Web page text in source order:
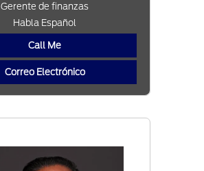
Gerente de finanzas
Habla Español
Call Me
Correo Electrónico